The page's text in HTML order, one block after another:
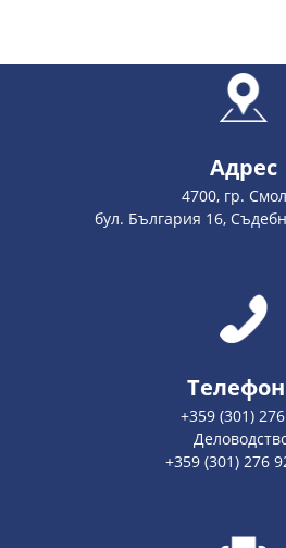
Адрес
4700, гр.
бул. България 16,
+359 (301)
+359 (301) 276